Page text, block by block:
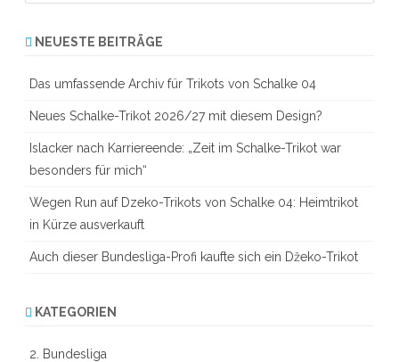
r
h
NEUESTE BEITRÄGE
Das umfassende Archiv für Trikots von Schalke 04
Neues Schalke-Trikot 2026/27 mit diesem Design?
Islacker nach Karriereende: „Zeit im Schalke-Trikot war
besonders für mich“
Wegen Run auf Dzeko-Trikots von Schalke 04: Heimtrikot
in Kürze ausverkauft
Auch dieser Bundesliga-Profi kaufte sich ein Džeko-Trikot
KATEGORIEN
2. Bundesliga